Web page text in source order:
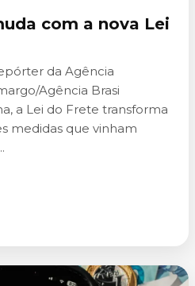
com a nova Lei
da Agência
Agência Brasi
a Lei do Frete transforma
medidas que vinham